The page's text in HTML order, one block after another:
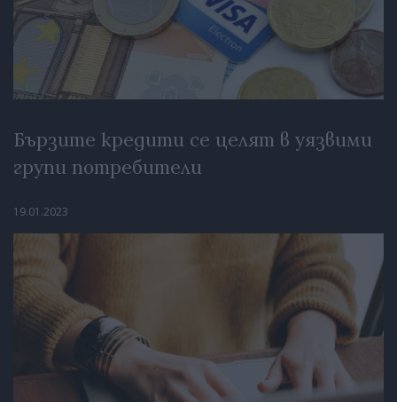
Бързите кредити се целят в уязвими
групи потребители
19.01.2023